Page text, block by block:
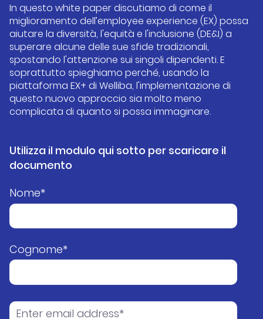
In questo white paper discutiamo di come il
miglioramento dell’employee experience (EX) possa
aiutare la diversità, l'equità e l'inclusione (DE&I) a
superare alcune delle sue sfide tradizionali,
spostando l'attenzione sui singoli dipendenti. E
soprattutto spieghiamo perché, usando la
piattaforma EX+ di Welliba, l'implementazione di
questo nuovo approccio sia molto meno
complicata di quanto si possa immaginare.
Utilizza il modulo qui sotto per scaricare il
documento
Nome*
Cognome*